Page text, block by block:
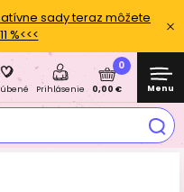
sady teraz môžete
%<<<
Prihlásenie
0
0,00 € Menu